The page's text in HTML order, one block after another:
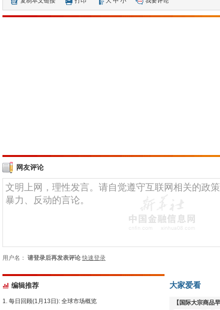
网友评论
用户名： 请登录后再发表评论 快速登录
编辑推荐
每日回顾(1月13日): 全球市场概览
大家爱看
【国际大宗商品